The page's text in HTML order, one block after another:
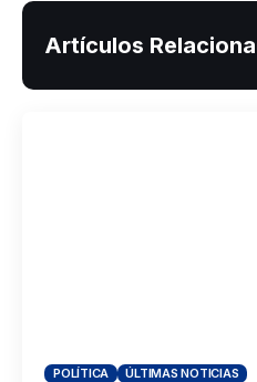
Artículos
POLÍTICA ÚLTIMAS NOTICIAS